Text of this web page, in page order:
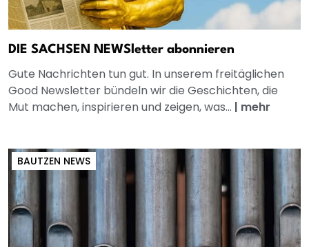
DIE SACHSEN NEWSletter abonnieren
Gute Nachrichten tun gut. In unserem freitäglichen
Good Newsletter bündeln wir die Geschichten, die
Mut machen, inspirieren und zeigen, was... | mehr
BAUTZEN NEWS